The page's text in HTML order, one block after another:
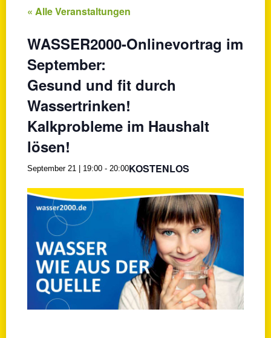
« Alle Veranstaltungen
WASSER2000-Onlinevortrag im
September:
Gesund und fit durch
Wassertrinken!
Kalkprobleme im Haushalt
lösen!
September 21 | 19:00 - 20:00KOSTENLOS